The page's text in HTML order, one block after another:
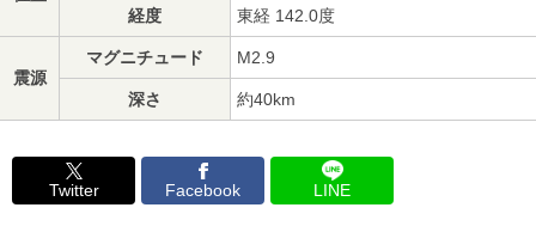
経度 東経 142.0度
震源
マグニチュード M2.9
深さ 約40km
Twitter Facebook LINE